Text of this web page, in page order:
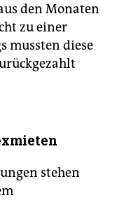
den Monaten
zu einer
mussten diese
stehen